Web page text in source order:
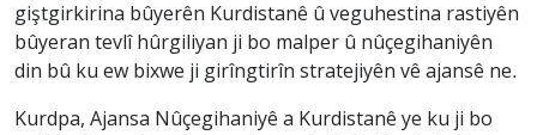
giştgirkirina bûyerên Kurdistanê û veguhestina rastiyên
bûyeran tevlî hûrgiliyan ji bo malper û nûçegihaniyên
din bû ku ew bixwe ji girîngtirîn stratejiyên vê ajansê ne.
Kurdpa, Ajansa Nûçegihaniyê a Kurdistanê ye ku ji bo